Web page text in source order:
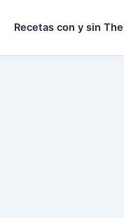
Recetas con y sin